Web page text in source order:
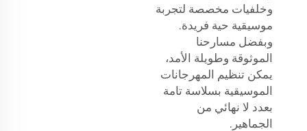
وخلفيات مخصصة لتجربة
موسيقية حية فريدة.
وبفضل مسارحنا
الموثوقة وطويلة الأمد،
يمكن تنظيم المهرجانات
الموسيقية بسلاسة تامة
بعدد لا نهائي من
الجماهير.